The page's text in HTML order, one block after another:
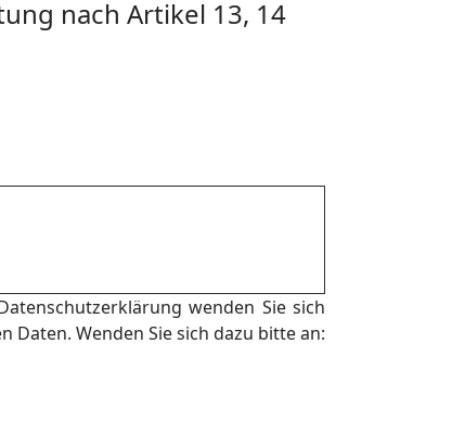
nach Artikel 13, 14
wenden Sie sich
Wenden Sie sich dazu bitte an: